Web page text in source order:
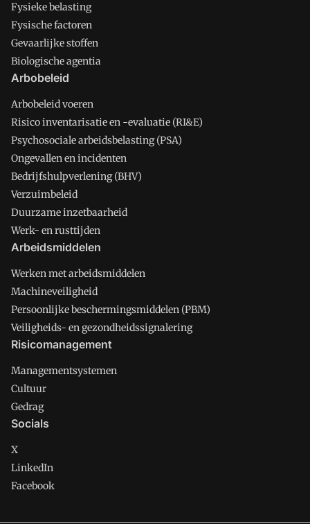
Fysieke belasting
Fysische factoren
Gevaarlijke stoffen
Biologische agentia
Arbobeleid
Arbobeleid voeren
Risico inventarisatie en -evaluatie (RI&E)
Psychosociale arbeidsbelasting (PSA)
Ongevallen en incidenten
Bedrijfshulpverlening (BHV)
Verzuimbeleid
Duurzame inzetbaarheid
Werk- en rusttijden
Arbeidsmiddelen
Werken met arbeidsmiddelen
Machineveiligheid
Persoonlijke beschermingsmiddelen (PBM)
Veiligheids- en gezondheidssignalering
Risicomanagement
Managementsystemen
Cultuur
Gedrag
Socials
X
LinkedIn
Facebook